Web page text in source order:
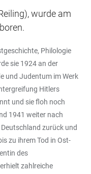
wurde am
Philologie
sie 1924 an der
und Judentum im Werk
Hitlers
und sie floh noch
1941 weiter nach
zurück und
zu ihrem Tod in Ost-
des
zahlreiche